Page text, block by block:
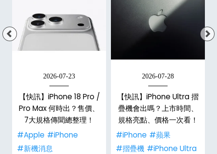
2026-07-23
【快訊】iPhone 18 Pro /
Pro Max 何時出？售價、
7大規格傳聞總整理！
#Apple #iPhone
#新機消息
2026-07-28
【快訊】iPhone Ultra 摺
疊機會出嗎？上市時間、
規格亮點、價格一次看！
#iPhone #蘋果
#摺疊機 #iPhone Ultra